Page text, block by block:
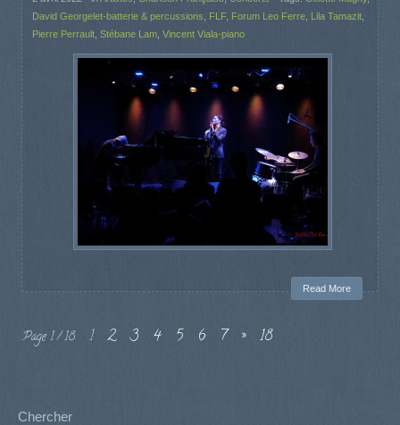
David Georgelet-batterie & percussions
FLF, Forum Leo Ferre Lila Tamazit
Pierre Perrault Stébane Lam Vincent Viala-piano
Read More
Page 1 / 18 1 2 3 4 5 6 7 » 18
Chercher